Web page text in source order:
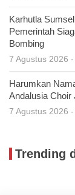
Karhutla
Pemerintah
Bombing
7 Agustus 2026
Harumkan
Andalusia Choir
7 Agustus 2026
Trending